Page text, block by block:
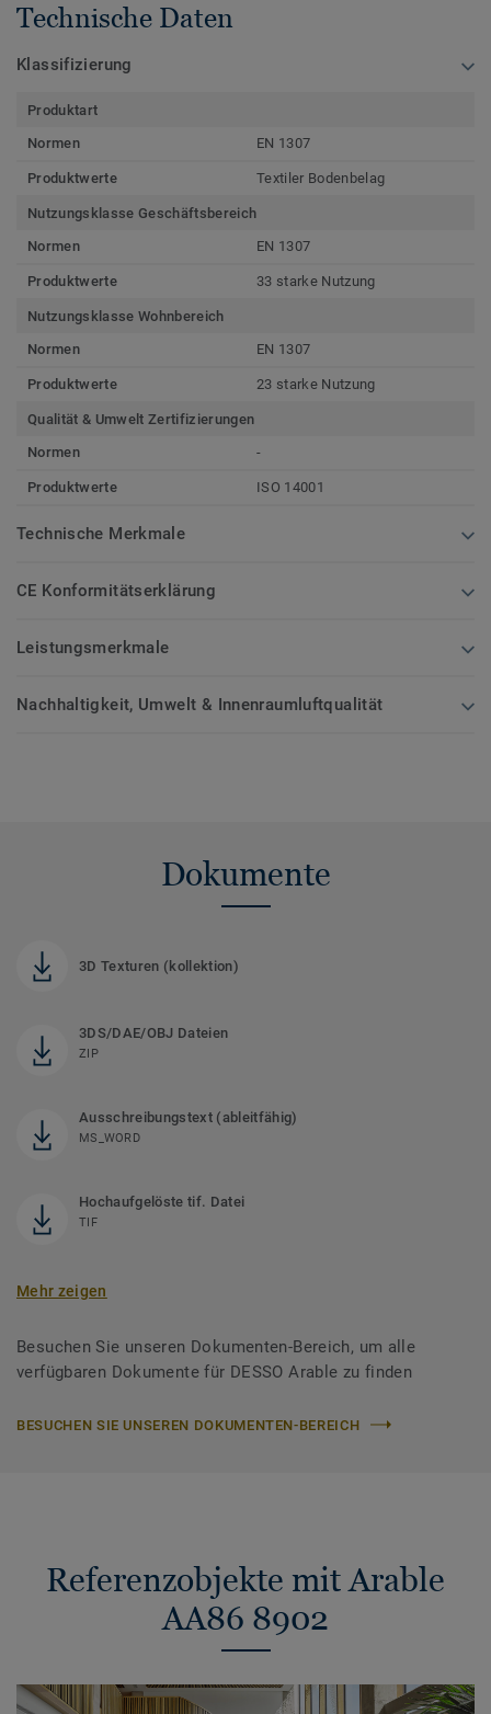
Technische Daten
Klassifizierung
Produktart
Normen
EN 1307
Produktwerte Textiler Bodenbelag
Nutzungsklasse Geschäftsbereich
Normen
EN 1307
Produktwerte 33 starke Nutzung
Nutzungsklasse Wohnbereich
Normen
EN 1307
Produktwerte 23 starke Nutzung
Qualität & Umwelt Zertifizierungen
Normen
-
Produktwerte ISO 14001
Technische Merkmale
CE Konformitätserklärung
Leistungsmerkmale
Nachhaltigkeit, Umwelt & Innenraumluftqualität
Dokumente
3D Texturen (kollektion)
3DS/DAE/OBJ Dateien
ZIP
Ausschreibungstext (ableitfähig)
MS_WORD
Hochaufgelöste tif. Datei
TIF
Mehr zeigen
Besuchen Sie unseren Dokumenten-Bereich, um alle
verfügbaren Dokumente für DESSO Arable zu finden
BESUCHEN SIE UNSEREN DOKUMENTEN-BEREICH
Referenzobjekte mit Arable
AA86 8902